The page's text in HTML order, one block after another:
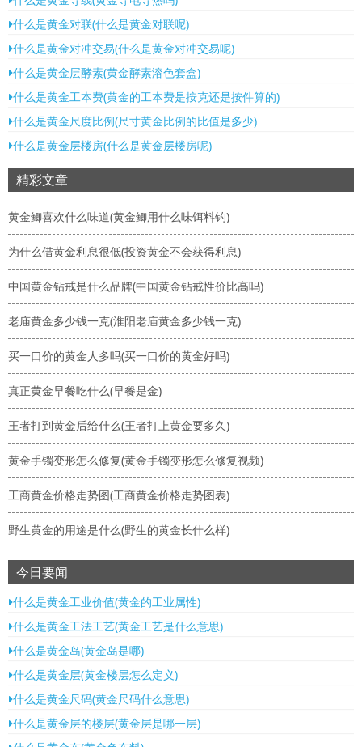
什么是黄金对联(什么是黄金对联呢)
什么是黄金对冲交易(什么是黄金对冲交易呢)
什么是黄金层酵素(黄金酵素溶色套盒)
什么是黄金工本费(黄金的工本费是按克还是按件算的)
什么是黄金尺度比例(尺寸黄金比例的比值是多少)
什么是黄金层楼房(什么是黄金层楼房呢)
精彩文章
黄金鲫喜欢什么味道(黄金鲫用什么味饵料钓)
为什么借黄金利息很低(投资黄金不会获得利息)
中国黄金钻戒是什么品牌(中国黄金钻戒性价比高吗)
老庙黄金多少钱一克(淮阳老庙黄金多少钱一克)
买一口价的黄金人多吗(买一口价的黄金好吗)
真正黄金早餐吃什么(早餐是金)
王者打到黄金后给什么(王者打上黄金要多久)
黄金手镯变形怎么修复(黄金手镯变形怎么修复视频)
工商黄金价格走势图(工商黄金价格走势图表)
野生黄金的用途是什么(野生的黄金长什么样)
今日要闻
什么是黄金工业价值(黄金的工业属性)
什么是黄金工法工艺(黄金工艺是什么意思)
什么是黄金岛(黄金岛是哪)
什么是黄金层(黄金楼层怎么定义)
什么是黄金尺码(黄金尺码什么意思)
什么是黄金层的楼层(黄金层是哪一层)